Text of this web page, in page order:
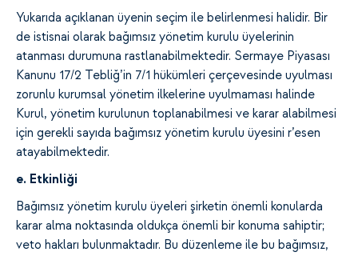
Yukarıda açıklanan üyenin seçim ile belirlenmesi halidir. Bir
de istisnai olarak bağımsız yönetim kurulu üyelerinin
atanması durumuna rastlanabilmektedir. Sermaye Piyasası
Kanunu 17/2 Tebliğ’in 7/1 hükümleri çerçevesinde uyulması
zorunlu kurumsal yönetim ilkelerine uyulmaması halinde
Kurul, yönetim kurulunun toplanabilmesi ve karar alabilmesi
için gerekli sayıda bağımsız yönetim kurulu üyesini r’esen
atayabilmektedir.
e. Etkinliği
Bağımsız yönetim kurulu üyeleri şirketin önemli konularda
karar alma noktasında oldukça önemli bir konuma sahiptir;
veto hakları bulunmaktadır. Bu düzenleme ile bu bağımsız,